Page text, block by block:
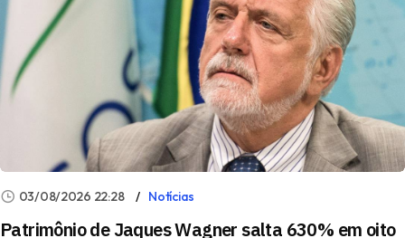
03/08/2026 22:28 Notícias
Patrimônio de Jaques Wagner salta 630% em oito